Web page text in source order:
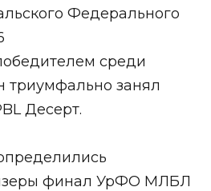
Федерального
среди
занял
Десерт.
финал УрФО МЛБЛ